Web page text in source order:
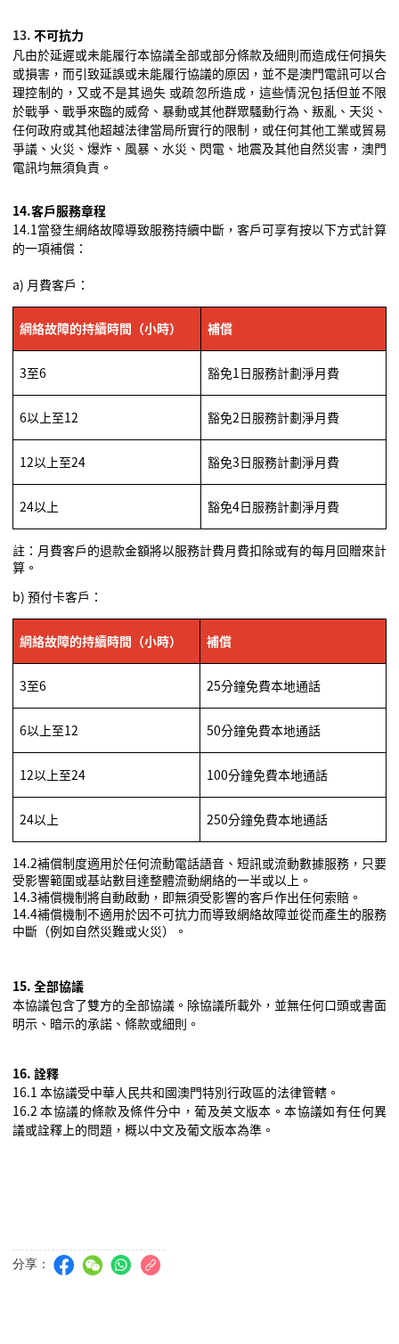
13. 不可抗力
凡由於延遲或未能履行本協議全部或部分條款及細則而造成任何損失
或損害，而引致延誤或未能履行協議的原因，並不是澳門電訊可以合
理控制的，又或不是其過失 或疏忽所造成，這些情況包括但並不限
於戰爭、戰爭來臨的威脅、暴動或其他群眾騷動行為、叛亂、天災、
任何政府或其他超越法律當局所實行的限制，或任何其他工業或貿易
爭議、火災、爆炸、風暴、水災、閃電、地震及其他自然災害，澳門
電訊均無須負責。
14.客戶服務章程
14.1當發生網絡故障導致服務持續中斷，客戶可享有按以下方式計算
的一項補償：
a) 月費客戶：
網絡故障的持續時間（小時） 補償
3至6 豁免1日服務計劃淨月費
6以上至12 豁免2日服務計劃淨月費
12以上至24 豁免3日服務計劃淨月費
24以上 豁免4日服務計劃淨月費
註 ：月費客戶的退款金額將以服務計費月費扣除或有的每月回贈來計
算。
b) 預付卡客戶：
網絡故障的持續時間（小時） 補償
3至6 25分鐘免費本地通話
6以上至12 50分鐘免費本地通話
12以上至24 100分鐘免費本地通話
24以上 250分鐘免費本地通話
14.2補償制度適用於任何流動電話語音、短訊或流動數據服務，只要
受影響範圍或基站數目達整體流動網絡的一半或以上。
14.3補償機制將自動啟動，即無須受影響的客戶作出任何索賠。
14.4補償機制不適用於因不可抗力而導致網絡故障並從而產生的服務
中斷（例如自然災難或火災）。
15. 全部協議
本協議包含了雙方的全部協議。除協議所載外，並無任何口頭或書面
明示、暗示的承諾、條款或細則。
16. 詮釋
16.1 本協議受中華人民共和國澳門特別行政區的法律管轄。
16.2本協議的條款及條件分中，葡及英文版本。本協議如有任何異
議或詮釋上的問題，概以中文及葡文版本為準。
分享：